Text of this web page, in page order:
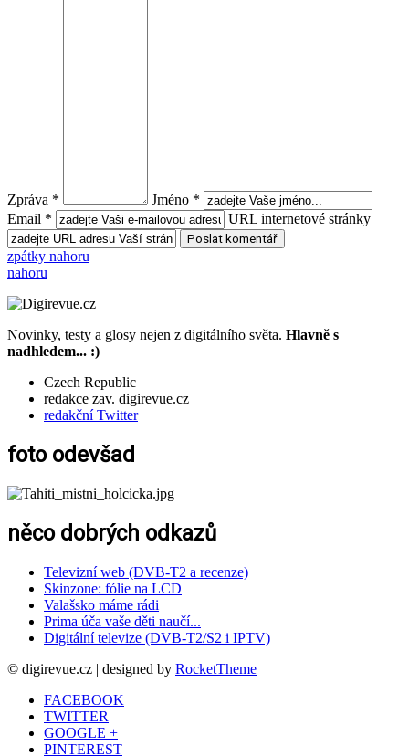
Zpráva *
Jméno *
Email *
URL internetové stránky
zpátky nahoru
nahoru
Novinky, testy a glosy nejen z digitálního světa. Hlavně s
nadhledem... :)
Czech Republic
redakce zav. digirevue.cz
redakční Twitter
foto odevšad
něco dobrých odkazů
Televizní web (DVB-T2 a recenze)
Skinzone: fólie na LCD
Valašsko máme rádi
Prima úča vaše děti naučí...
Digitální televize (DVB-T2/S2 i IPTV)
© digirevue.cz | designed by RocketTheme
FACEBOOK
TWITTER
GOOGLE +
PINTEREST